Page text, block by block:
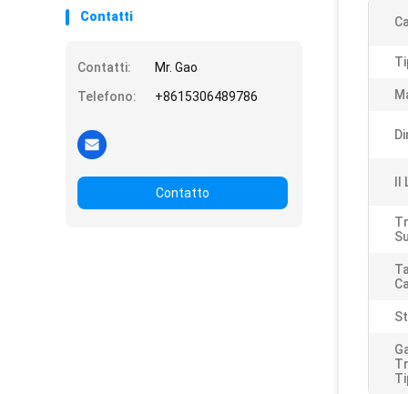
Contatti
Contatti:
Mr. Gao
Telefono:
+8615306489786
Contatto